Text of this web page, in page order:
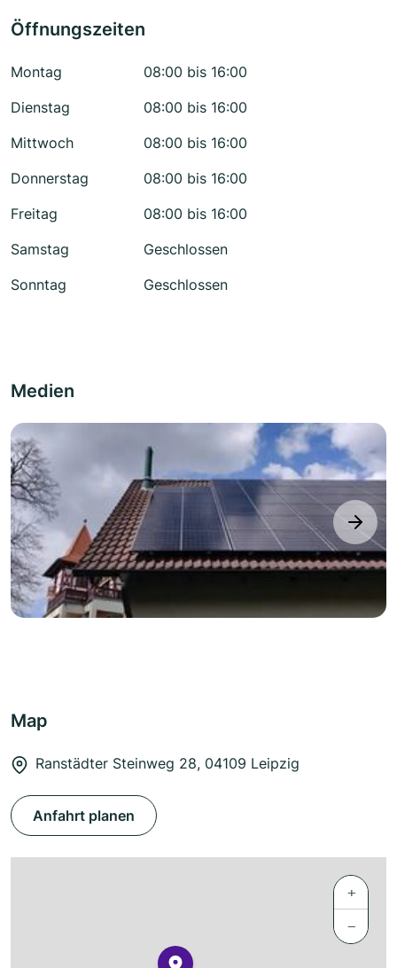
Öffnungszeiten
Montag
08:00 bis 16:00
Dienstag
08:00 bis 16:00
Mittwoch
08:00 bis 16:00
Donnerstag
08:00 bis 16:00
Freitag
08:00 bis 16:00
Samstag
Geschlossen
Sonntag
Geschlossen
Medien
next
Map
Ranstädter Steinweg 28, 04109 Leipzig
Anfahrt planen
+
−